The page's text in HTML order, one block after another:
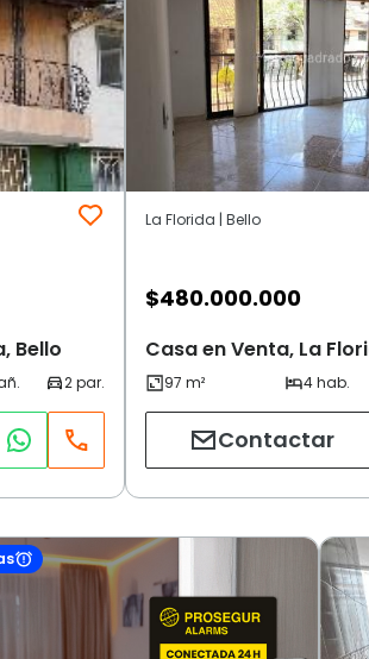
Bello
La Florida | Bello
$480.000.000
Casa en Venta, La
Contactar